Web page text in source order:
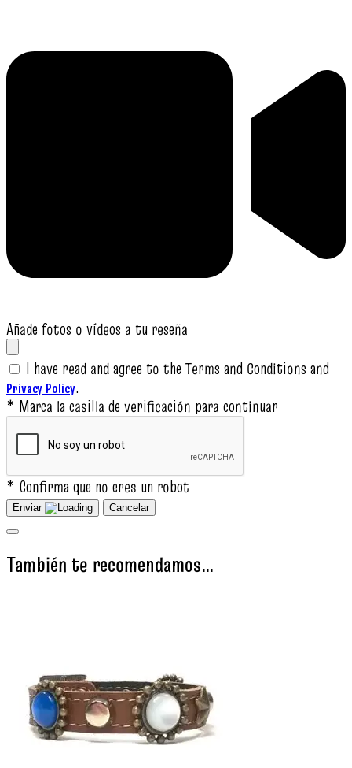
Añade fotos o vídeos a tu reseña
I have read and agree to the Terms and Conditions and
Privacy Policy.
* Marca la casilla de verificación para continuar
* Confirma que no eres un robot
Enviar Cancelar
También te recomendamos…